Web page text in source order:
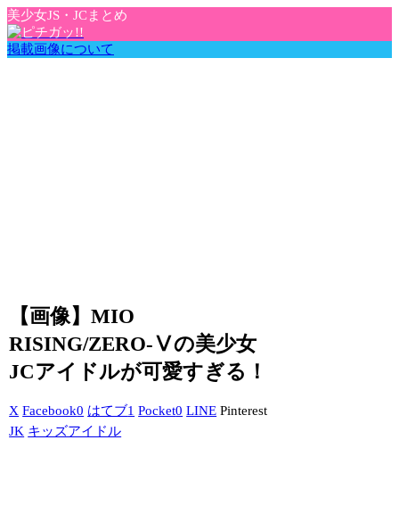
美少女JS・JCまとめ
掲載画像について
【画像】MIO
RISING/ZERO-Ⅴの美少女
JCアイドルが可愛すぎる！
X Facebook0 はてブ1 Pocket0 LINE Pinterest
JK キッズアイドル